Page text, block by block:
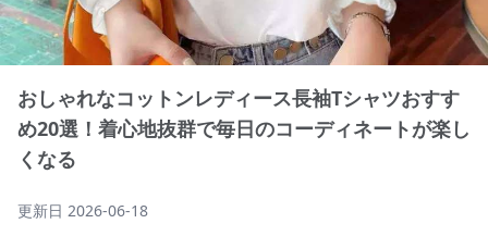
おしゃれなコットンレディース長袖Tシャツおすす
め20選！着心地抜群で毎日のコーディネートが楽し
くなる
更新日 2026-06-18